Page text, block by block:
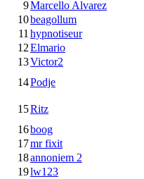
9Marcello Alvarez
10beagollum
11hypnotiseur
12Elmario
13Victor2
14Podje
15Ritz
16boog
17mr fixit
18annoniem 2
19lw123